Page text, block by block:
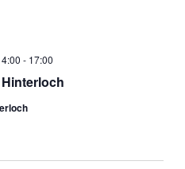
- 17:00